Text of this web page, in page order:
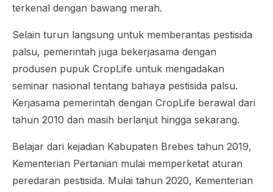
terkenal dengan bawang merah.
Selain turun langsung untuk memberantas pestisida
palsu, pemerintah juga bekerjasama dengan
produsen pupuk CropLife untuk mengadakan
seminar nasional tentang bahaya pestisida palsu.
Kerjasama pemerintah dengan CropLife berawal dari
tahun 2010 dan masih berlanjut hingga sekarang.
Belajar dari kejadian Kabupaten Brebes tahun 2019,
Kementerian Pertanian mulai memperketat aturan
peredaran pestisida. Mulai tahun 2020, Kementerian